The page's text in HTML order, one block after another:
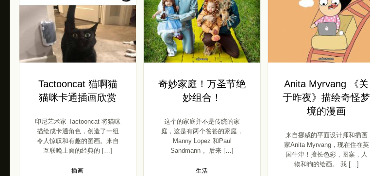
Tactooncat 猫啊猫
猫咪卡通插画欣赏
印尼艺术家 Tactooncat 将猫咪
描绘成卡通角色，创造了一组
令人惊叹和有趣的图画。来自
互联晚上面的经典的 […]
插画
奇妙家庭！万圣节绝
妙组合！
这个的家庭并不是传统的家
庭，这是有两个爸爸的家庭，
Manny Lopez 和Paul
Sandmann 。后来 […]
生活
Anita Myrvang 《关
于昨夜》描绘奇怪梦
境的漫画
来自挪威的平面设计师和插画
家Anita Myrvang，现在住在英
国牛津！擅长色彩，图案，人
物和狗的绘画。 我 […]